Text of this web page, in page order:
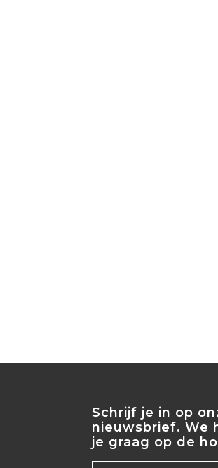
Schrijf je in op
nieuwsbrief. We
je graag op de